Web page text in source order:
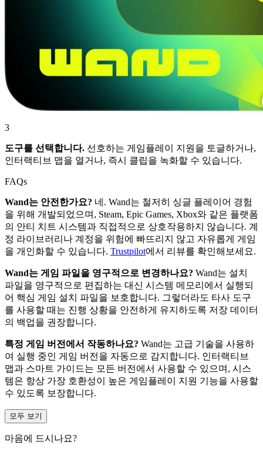
3
도구를 선택합니다. 선호하는 게임플레이 지원을 토글하거나,
인터랙티브 맵을 열거나, 즉시 클립을 녹화할 수 있습니다.
FAQs
Wand는 안전한가요? 네. Wand는 철저히 싱글 플레이어 경험
을 위해 개발되었으며, Steam, Epic Games, Xbox와 같은 플랫폼
의 안티 치트 시스템과 직접적으로 상호작용하지 않습니다. 계
정 라이브러리나 계정을 위험에 빠뜨리지 않고 자유롭게 게임
을 개인화할 수 있습니다. Trustpilot에서 리뷰를 확인해보세요.
Wand는 게임 파일을 영구적으로 변경하나요? Wand는 설치
파일을 영구적으로 편집하는 대신 시스템 메모리에서 실행되
어 핵심 게임 설치 파일을 보호합니다. 그렇더라도 타사 도구
를 사용할 때는 진행 상황을 안전하게 유지하도록 저장 데이터
의 백업을 권장합니다.
특정 게임 버전에서 작동하나요? Wand는 고급 기술을 사용하
여 실행 중인 게임 버전을 자동으로 감지합니다. 인터랙티브
맵과 스마트 가이드는 모든 버전에서 사용할 수 있으며, 시스
템은 항상 가장 호환성이 높은 게임플레이 지원 기능을 사용할
수 있도록 보장합니다.
모두 보기
마음에 드시나요?